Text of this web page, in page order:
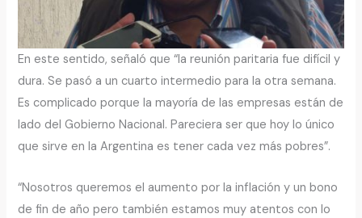
En este sentido, señaló que “la reunión paritaria fue difícil y
dura. Se pasó a un cuarto intermedio para la otra semana.
Es complicado porque la mayoría de las empresas están de
lado del Gobierno Nacional. Pareciera ser que hoy lo único
que sirve en la Argentina es tener cada vez más pobres”.
“Nosotros queremos el aumento por la inflación y un bono
de fin de año pero también estamos muy atentos con lo